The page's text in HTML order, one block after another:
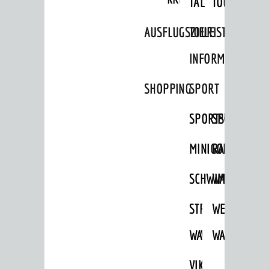
AUSFLUGSZIELE
TOURIST
INFORMATION
SHOPPINGSPORT
SPORTSTÄTTEN
MINIGOLFRADFAHREN
SCHWIMMEN
STRANDBAD
WAIDSEE
TSG
VIKTOR-
WANDERN
WEINHEIMER